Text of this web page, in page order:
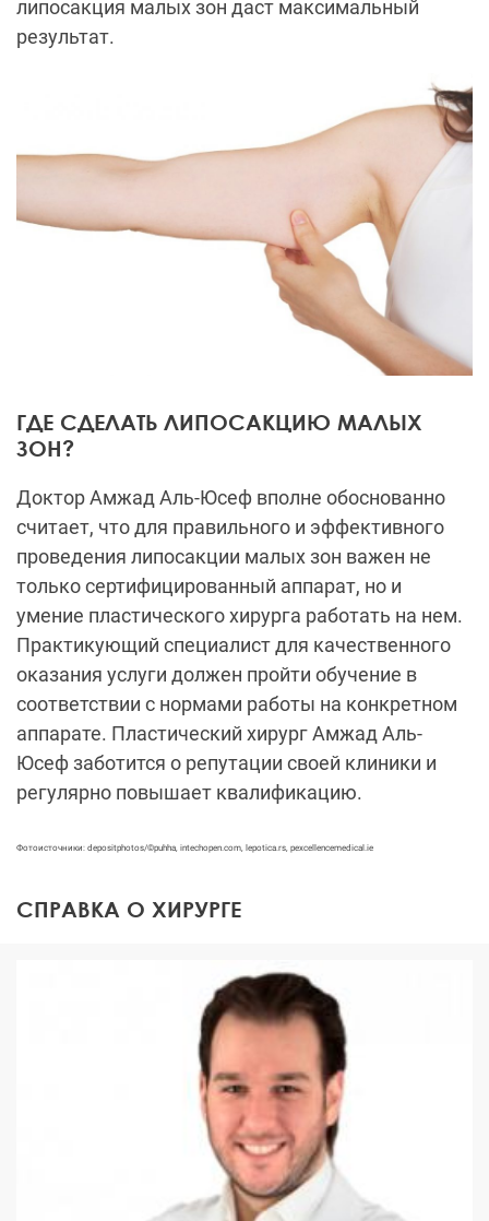
липосакция малых зон даст максимальный
результат.
ГДЕ СДЕЛАТЬ ЛИПОСАКЦИЮ МАЛЫХ
ЗОН?
Доктор Амжад Аль-Юсеф вполне обоснованно
считает, что для правильного и эффективного
проведения липосакции малых зон важен не
только сертифицированный аппарат, но и
умение пластического хирурга работать на нем.
Практикующий специалист для качественного
оказания услуги должен пройти обучение в
соответствии с нормами работы на конкретном
аппарате. Пластический хирург Амжад Аль-
Юсеф заботится о репутации своей клиники и
регулярно повышает квалификацию.
Фотоисточники: depositphotos/©puhha, intechopen.com, lepotica.rs, pexcellencemedical.ie
СПРАВКА О ХИРУРГЕ